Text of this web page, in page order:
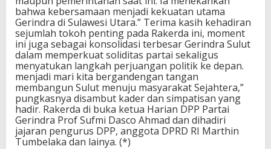
bahwa kebersamaan menjadi kekuatan utama
Gerindra di Sulawesi Utara.” Terima kasih kehadiran
sejumlah tokoh penting pada Rakerda ini, moment
ini juga sebagai konsolidasi terbesar Gerindra Sulut
dalam memperkuat soliditas partai sekaligus
menyatukan langkah perjuangan politik ke depan.
menjadi mari kita bergandengan tangan
membangun Sulut menuju masyarakat Sejahtera,”
pungkasnya disambut kader dan simpatisan yang
hadir. Rakerda di buka ketua Harian DPP Partai
Gerindra Prof Sufmi Dasco Ahmad dan dihadiri
jajaran pengurus DPP, anggota DPRD RI Marthin
Tumbelaka dan lainya. (*)